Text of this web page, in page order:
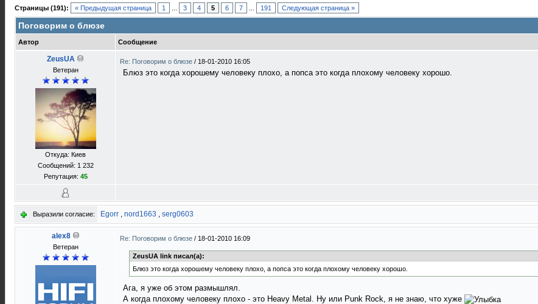
Страницы (191): « Предыдущая страница 1 3 4 5 6 7 191 Следующая страница »
Поговорим о блюзе
Автор Сообщение
ZeusUA
Ветеран
Откуда: Киев
Сообщений: 1 232
Репутация: 45
Re: Поговорим о блюзе / 18-01-2010 16:05
Блюз это когда хорошему человеку плохо, а попса это когда плохому человеку хорошо.
Выразили согласие: Egorr , nord1663 , serg0603
alex8
Ветеран
Re: Поговорим о блюзе / 18-01-2010 16:09
ZeusUA link писал(а):
Блюз это когда хорошему человеку плохо, а попса это когда плохому человеку хорошо.
Ага, я уже об этом размышлял.
А когда плохому человеку плохо - это Heavy Metal. Ну или Punk Rock, я не знаю, что хуже